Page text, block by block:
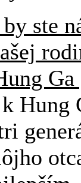
ste
Ga
Hung